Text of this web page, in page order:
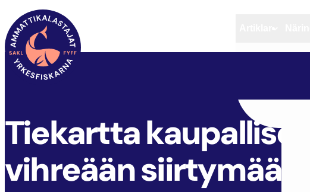
FYFF ARTIKLAR
Tiekartta
vihreään